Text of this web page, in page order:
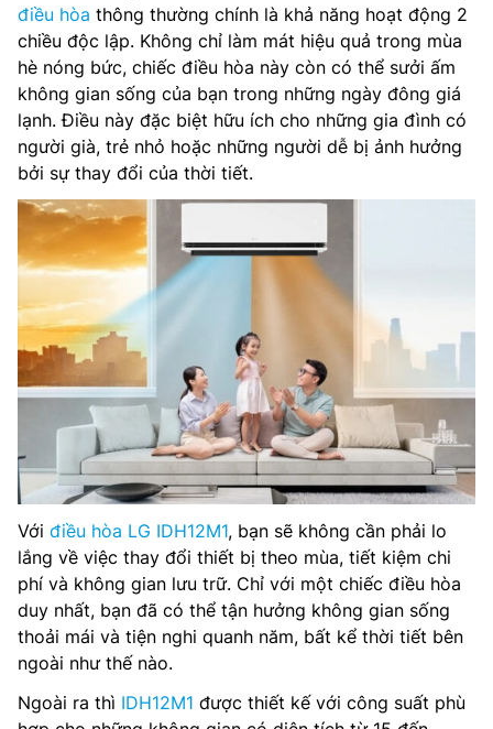
điều hòa thông thường chính là khả năng hoạt động 2
chiều độc lập. Không chỉ làm mát hiệu quả trong mùa
hè nóng bức, chiếc điều hòa này còn có thể sưởi ấm
không gian sống của bạn trong những ngày đông giá
lạnh. Điều này đặc biệt hữu ích cho những gia đình có
người già, trẻ nhỏ hoặc những người dễ bị ảnh hưởng
bởi sự thay đổi của thời tiết.
Với điều hòa LG IDH12M1, bạn sẽ không cần phải lo
lắng về việc thay đổi thiết bị theo mùa, tiết kiệm chi
phí và không gian lưu trữ. Chỉ với một chiếc điều hòa
duy nhất, bạn đã có thể tận hưởng không gian sống
thoải mái và tiện nghi quanh năm, bất kể thời tiết bên
ngoài như thế nào.
Ngoài ra thì IDH12M1 được thiết kế với công suất phù